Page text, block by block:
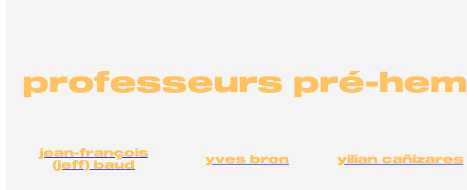
professeurs pré-hem
jean-françois
(jeff) baud yves bron yilian cañizares